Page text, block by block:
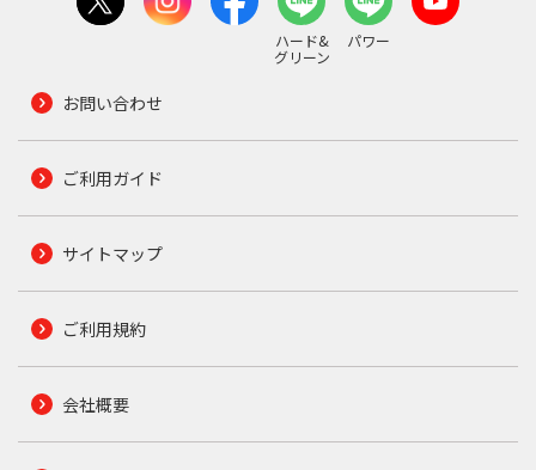
ハード&
グリーン
パワー
お問い合わせ
ご利用ガイド
サイトマップ
ご利用規約
会社概要